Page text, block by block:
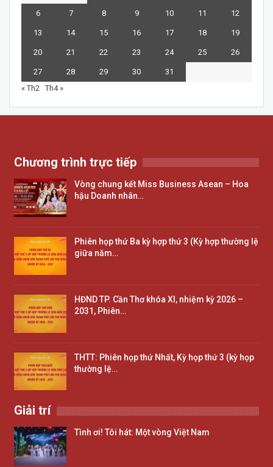
6 7 8 9 10 11 12
13 14 15 16 17 18 19
20 21 22 23 24 25 26
27 28 29 30
31
« Th2 Th4 »
Chương trình trực tiếp
Vòng chung kết Miss Business Asean – Hoa
hậu Doanh nhân…
Phiên họp thứ Ba kỳ hợp thứ 3 (Kỳ hợp thường lệ
giữa năm…
HĐND TP. Cần Thơ khóa XI, nhiệm kỳ 2026 –
2031, Phiên…
THTT: Phiên họp thứ Nhất, Kỳ họp thứ 3 (kỳ họp
thường lệ…
Giải trí
Tình ơi! Tôi hát: Một vòng Việt Nam